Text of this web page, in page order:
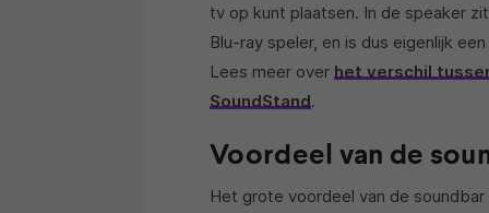
tv op kunt plaatsen. In de speaker
Blu-ray speler, en is dus eigenlijk
Lees meer over het verschil
SoundStand.
Voordeel van de
Het grote voordeel van de